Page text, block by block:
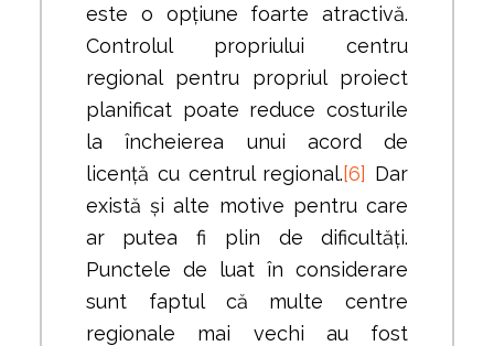
este o opțiune foarte atractivă.
Controlul propriului centru
regional pentru propriul proiect
planificat poate reduce costurile
la încheierea unui acord de
licență cu centrul regional.[6] Dar
există și alte motive pentru care
ar putea fi plin de dificultăți.
Punctele de luat în considerare
sunt faptul că multe centre
regionale mai vechi au fost